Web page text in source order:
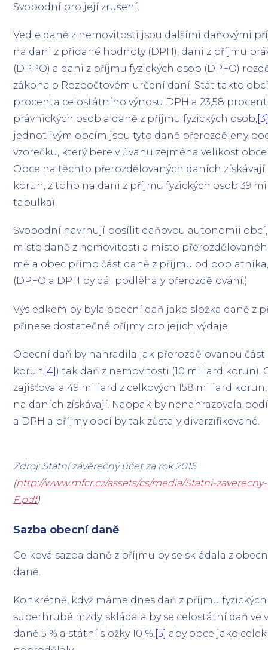
Svobodní pro její zrušení.
Vedle daně z nemovitosti jsou dalšími daňovými
na dani z přidané hodnoty (DPH), dani z příjmu
(DPPO) a dani z příjmu fyzických osob (DPFO)
zákona o Rozpočtovém určení daní. Stát takto
procenta celostátního výnosu DPH a 23,58
právnických osob a daně z příjmu fyzických osob,
jednotlivým obcím jsou tyto daně přerozděleny
vzorečku, který bere v úvahu zejména velikost
Obce na těchto přerozdělovaných daních
korun, z toho na dani z příjmu fyzických osob 39
tabulka).
Svobodní navrhují posílit daňovou autonomii
místo daně z nemovitosti a místo
měla obec přímo část daně z příjmu od
(DPFO a DPH by dál podléhaly přerozdělování.)
Výsledkem by byla obecní daň jako složka daně z
přinese dostatečné příjmy pro jejich výdaje.
Obecní daň by nahradila jak přerozdělovanou část
korun [4]) tak daň z nemovitosti (10 miliard korun).
zajišťovala 49 miliard z celkových 158 miliard
na daních získávají. Naopak by nenahrazovala
a DPH a příjmy obcí by tak zůstaly diverzifikované.
Zdroj: Státní závěrečný účet za rok 2015
(http://www.mfcr.cz/assets/cs/media/Statni-
F.pdf)
Sazba obecní daně
Celková sazba daně z příjmu by se skládala z
daně.
Konkrétně, když máme dnes daň z příjmu fyzických
superhrubé mzdy, skládala by se celostátní daň ve
daně 5 % a státní složky 10 %, [5] aby obce jako